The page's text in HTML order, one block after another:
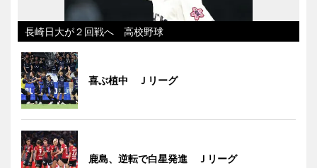
長崎日大が２回戦へ 高校野球
喜ぶ植中 Ｊリーグ
鹿島、逆転で白星発進 Ｊリーグ